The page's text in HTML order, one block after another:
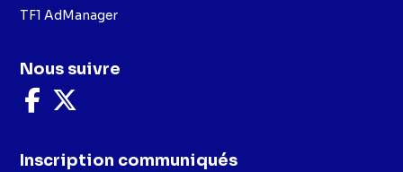
TF1 AdManager
Nous suivre
Nous
suivre
Facebook
X
Inscription communiqués